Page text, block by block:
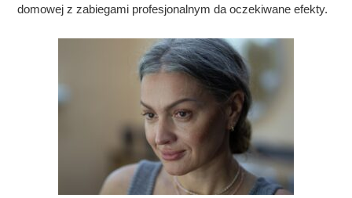
domowej z zabiegami profesjonalnym da oczekiwane efekty.